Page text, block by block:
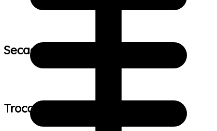
Secagem:
Trocas e devoluções: